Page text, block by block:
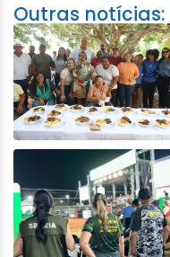
Outras notícias: